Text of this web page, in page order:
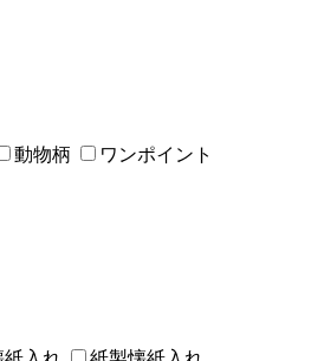
動物柄 ワンポイント